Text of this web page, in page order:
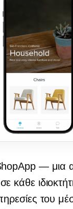
— μια
κάθε
του